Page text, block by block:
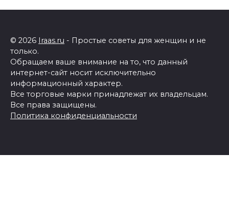
© 2026 Iraas.ru - Простые советы для женщин и не
только.
Обращаем ваше внимание на то, что данный
интернет-сайт носит исключительно
информационный характер.
Все торговые марки принадлежат их владельцам.
Все права защищены.
Политика конфиденциальности